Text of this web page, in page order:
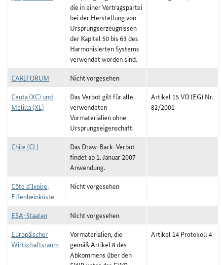
die in einer Vertragspartei
bei der Herstellung von
Ursprungserzeugnissen
der Kapitel 50 bis 63 des
Harmonisierten Systems
verwendet worden sind.
CARIFORUM
Nicht vorgesehen
Ceuta (XC) und
Melilla (XL)
Das Verbot gilt für alle
verwendeten
Vormaterialien ohne
Ursprungseigenschaft.
Artikel 15 VO (EG) Nr.
82/2001
Chile (CL)
Das Draw-Back-Verbot
findet ab 1. Januar 2007
Anwendung.
Côte d`Ivoire,
Elfenbeinküste
Nicht vorgesehen
ESA-Staaten
Nicht vorgesehen
Europäischer
Wirtschaftsraum
Vormaterialien, die
gemäß Artikel 8 des
Abkommens über den
Artikel 14 Protokoll 4